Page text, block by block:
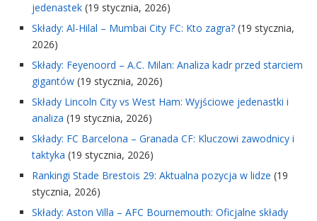
jedenastek (19 stycznia, 2026)
Składy: Al-Hilal – Mumbai City FC: Kto zagra? (19 stycznia,
2026)
Składy: Feyenoord – A.C. Milan: Analiza kadr przed starciem
gigantów (19 stycznia, 2026)
Składy Lincoln City vs West Ham: Wyjściowe jedenastki i
analiza (19 stycznia, 2026)
Składy: FC Barcelona – Granada CF: Kluczowi zawodnicy i
taktyka (19 stycznia, 2026)
Rankingi Stade Brestois 29: Aktualna pozycja w lidze (19
stycznia, 2026)
Składy: Aston Villa – AFC Bournemouth: Oficjalne składy